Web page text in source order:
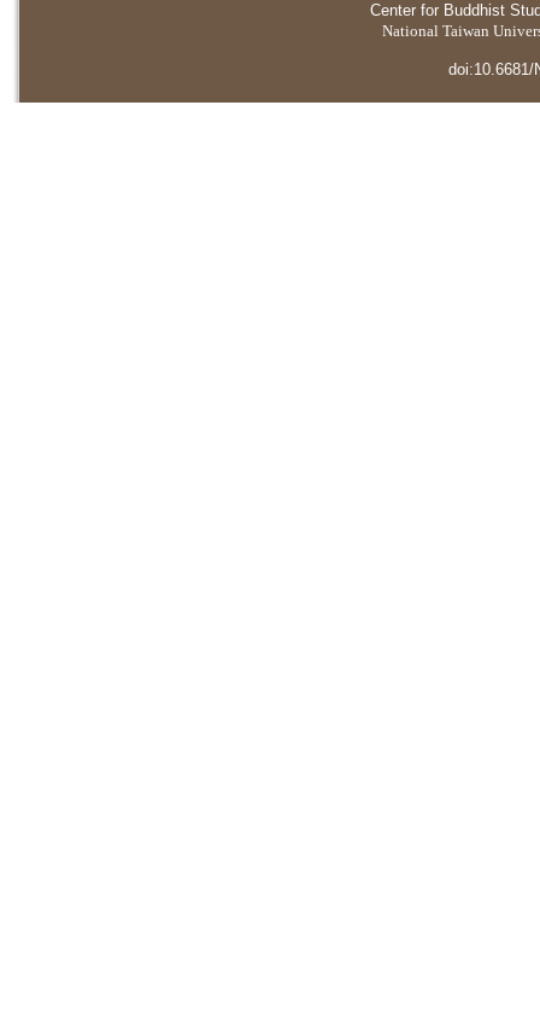
Center for Buddhist
National Taiwan
doi:10.6681/